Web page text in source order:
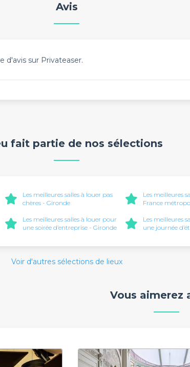
Avis
d'avis sur Privateaser.
fait partie de nos sélections
Les meilleures salles à louer pas
chères - Gironde
Les meilleures
France
Les meilleures salles à louer pour
une soirée d’entreprise - Gironde
Les meilleures
une journée
Voir d'autres sélections de lieux
Vous aimerez